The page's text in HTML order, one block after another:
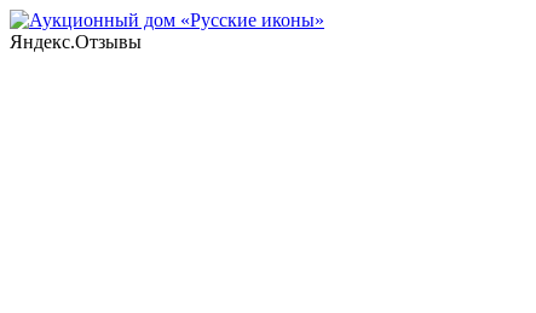
Яндекс.Отзывы